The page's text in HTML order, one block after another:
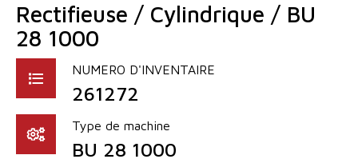
Rectifieuse / Cylindrique / BU
28 1000
NUMERO D'INVENTAIRE
261272
Type de machine
BU 28 1000